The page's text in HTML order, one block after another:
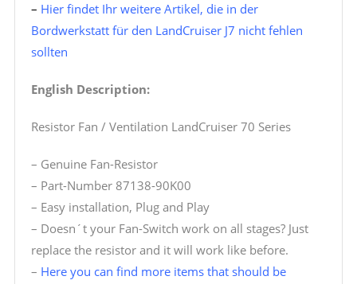
– Hier findet Ihr weitere Artikel, die in der
Bordwerkstatt für den LandCruiser J7 nicht fehlen
sollten
English Description:
Resistor Fan / Ventilation LandCruiser 70 Series
– Genuine Fan-Resistor
– Part-Number 87138-90K00
– Easy installation, Plug and Play
– Doesn´t your Fan-Switch work on all stages? Just
replace the resistor and it will work like before.
– Here you can find more items that should be